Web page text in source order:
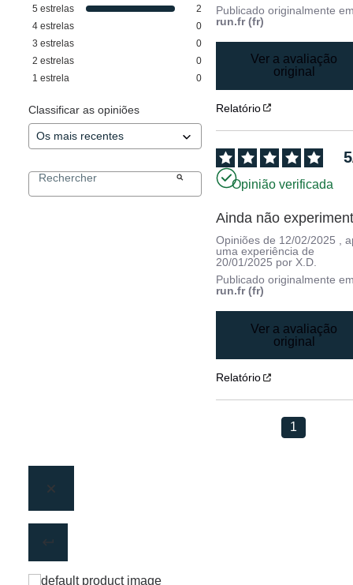
5 estrelas
2
4 estrelas
0
3 estrelas
0
2 estrelas
0
1 estrela 0
Classificar as opiniões
Publicado originalmente
run.fr (fr)
Ver a avaliação
original
Relatório
5
Opinião verificada
Ainda não
Opiniões de 12/02/2025
,
uma experiência de
20/01/2025 por X.D.
Publicado originalmente
run.fr (fr)
Ver a avaliação
original
Relatório
1